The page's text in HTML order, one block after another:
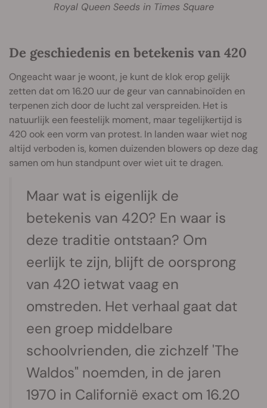
Royal Queen Seeds in Times Square
De geschiedenis en betekenis van 420
Ongeacht waar je woont, je kunt de klok erop gelijk
zetten dat om 16.20 uur de geur van cannabinoïden en
terpenen zich door de lucht zal verspreiden. Het is
natuurlijk een feestelijk moment, maar tegelijkertijd is
420 ook een vorm van protest. In landen waar wiet nog
altijd verboden is, komen duizenden blowers op deze dag
samen om hun standpunt over wiet uit te dragen.
Maar wat is eigenlijk de
betekenis van 420? En waar is
deze traditie ontstaan? Om
eerlijk te zijn, blijft de oorsprong
van 420 ietwat vaag en
omstreden. Het verhaal gaat dat
een groep middelbare
schoolvrienden, die zichzelf 'The
Waldos" noemden, in de jaren
1970 in Californië exact om 16.20